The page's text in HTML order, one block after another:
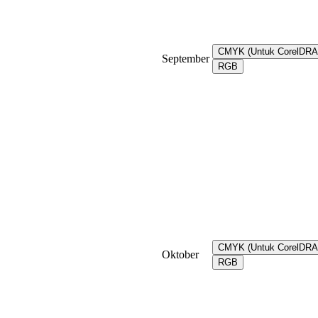
September
CMYK (Untuk
RGB
Oktober
CMYK (Untuk
RGB